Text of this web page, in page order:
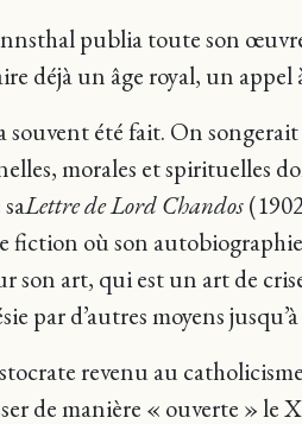
publia toute son
déjà un âge royal, un
souvent été fait. On
morales et spirituelles
Lettre de Lord Chandos
fiction où son
art, qui est un art de
par d’autres moyens
revenu au
de manière « ouverte » le